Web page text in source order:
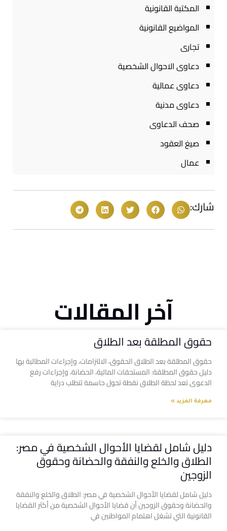
المكتبة القانونية
المواضيع القانونية
تجارى
دعاوى الاحوال الشخصية
دعاوى عمالية
دعاوى مدنية
صحف الدعاوى
صيغ العقود
عمال
شارك:
آخر المقالات
حقوق المطلقة بعد الطلاق
حقوق المطلقة بعد الطلاق الحقوق، الالتزامات، وإجراءات المطالبة بها
دليل حقوق المطلقة: المستحقات المالية، الحضانة، وإجراءات رفع
الدعوى تعد لحظة الطلاق نقطة تحول حاسمة تتطلب دراية
معرفة المزيد »
دليل شامل لقضايا الأحوال الشخصية في مصر:
الطلاق والخلع والنفقة والحضانة وحقوق
الزوجين
دليل شامل لقضايا الأحوال الشخصية في مصر: الطلاق والخلع والنفقة
والحضانة وحقوق الزوجين أن قضايا الأحوال الشخصية من أكثر القضايا
القانونية التي تشغل اهتمام المواطنين في